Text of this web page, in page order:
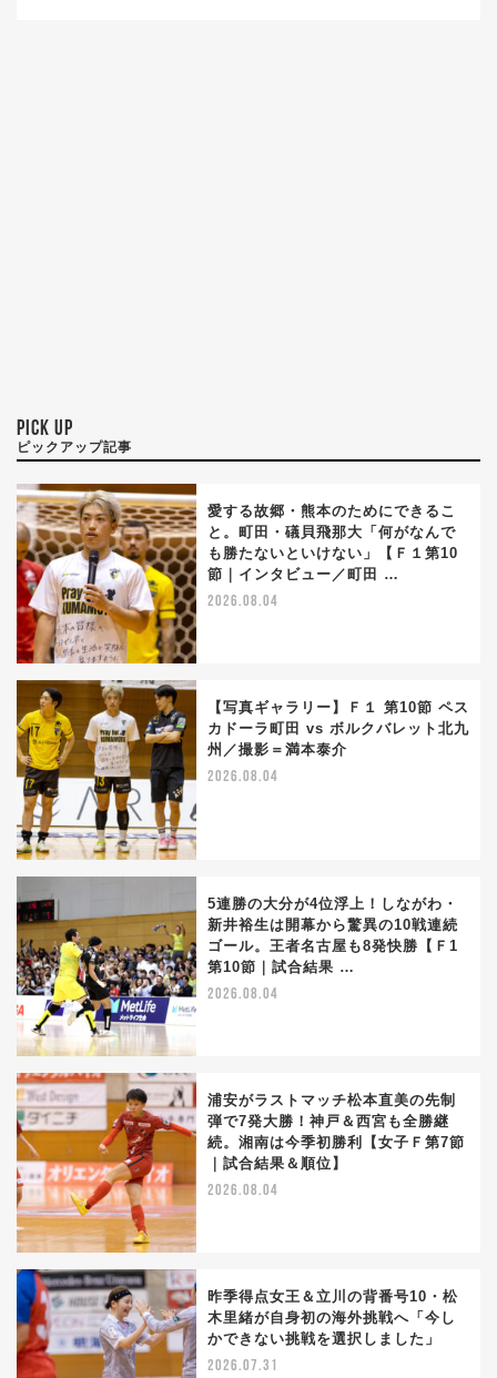
PICK UP
ピックアップ記事
愛する故郷・熊本のためにできるこ
と。町田・礒貝飛那大「何がなんで
も勝たないといけない」【Ｆ１第10
節｜インタビュー／町田 …
2026.08.04
【写真ギャラリー】Ｆ１ 第10節 ペス
カドーラ町田 vs ボルクバレット北九
州／撮影＝満本泰介
2026.08.04
5連勝の大分が4位浮上！しながわ・
新井裕生は開幕から驚異の10戦連続
ゴール。王者名古屋も8発快勝【Ｆ1
第10節｜試合結果 …
2026.08.04
浦安がラストマッチ松本直美の先制
弾で7発大勝！神戸＆西宮も全勝継
続。湘南は今季初勝利【女子Ｆ第7節
｜試合結果＆順位】
2026.08.04
昨季得点女王＆立川の背番号10・松
木里緒が自身初の海外挑戦へ「今し
かできない挑戦を選択しました」
2026.07.31